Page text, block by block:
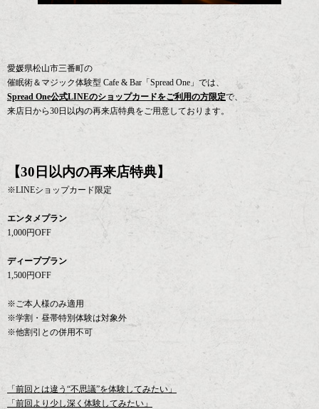
愛媛県松山市三番町の
催眠術＆マジック体験型 Cafe & Bar「Spread One」では、
Spread One公式LINEのショップカードをご利用の方限定で、
来店日から30日以内の再来店特典をご用意しております。
【30日以内の再来店特典】
※LINEショップカード限定
エンタメプラン
1,000円OFF
ディーププラン
1,500円OFF
※ご本人様のみ適用
※学割・昼帯特別体験は対象外
※他割引との併用不可
「前回とは違う“不思議”を体験してみたい」
「前回より少し深く体験してみたい」